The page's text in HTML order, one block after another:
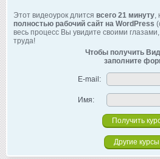
Этот видеоурок длится всего 21 минуту,
полностью рабочий сайт на WordPress
весь процесс Вы увидите своими
труда!
Чтобы получить
заполните
E-mail:
Имя:
Другие курсы